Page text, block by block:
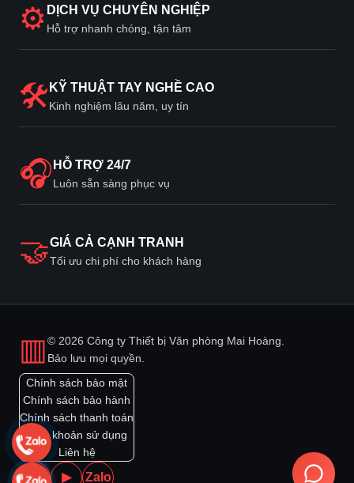
⚙ DỊCH VỤ CHUYÊN NGHIỆP
Hỗ trợ nhanh chóng, tận tâm
🛠 KỸ THUẬT TAY NGHỀ CAO
Kinh nghiệm lâu năm, uy tín
🎧 HỖ TRỢ 24/7
Luôn sẵn sàng phục vụ
🤝GIÁ CẢ CẠNH TRANH
Tối ưu chi phí cho khách hàng
▥© 2026 Công ty Thiết bị Văn phòng Mai Hoàng.
Bảo lưu mọi quyền.
Chính sách bảo mật
Chính sách bảo hành
Chính sách thanh toán
Điều khoản sử dụng
Liên hệ
f ▶ Zalo